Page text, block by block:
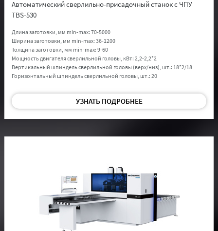
Автоматический сверлильно-присадочный станок с ЧПУ
TBS-530
Длина заготовки, мм min-max: 70-5000
Ширина заготовки, мм min-max: 36-1200
Толщина заготовки, мм min-max: 9-60
Мощность двигателя сверлильной головы, кВт: 2,2-2,2*2
Вертикальный шпиндель сверлильной головы (верх/низ), шт.: 18*2/18
Горизонтальный шпиндель сверлильной головы, шт.: 20
УЗНАТЬ ПОДРОБНЕЕ